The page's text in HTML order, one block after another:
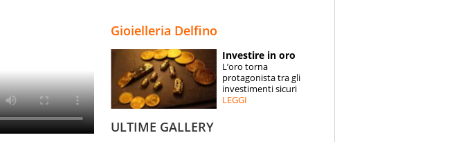
ESPERTI
CONTATTI
Gioielleria Delfino
Investire in oro
L’oro torna
protagonista tra gli
investimenti sicuri
LEGGI
ULTIME GALLERY